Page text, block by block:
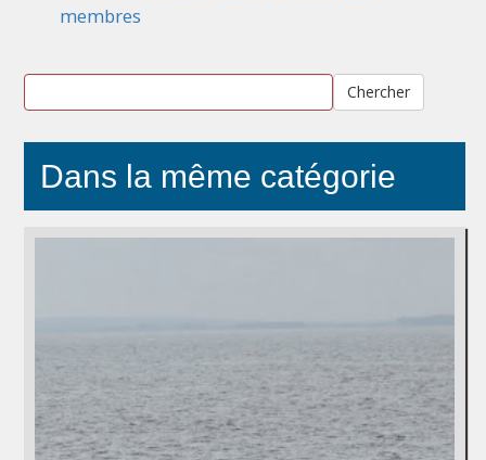
membres
Chercher
Dans la même catégorie